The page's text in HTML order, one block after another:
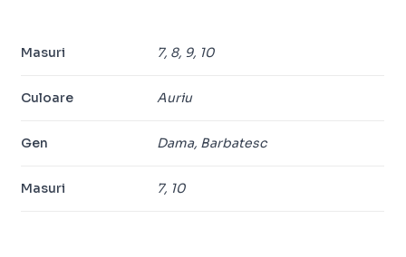
Masuri 7, 8, 9, 10
Culoare Auriu
Gen Dama, Barbatesc
Masuri 7, 10